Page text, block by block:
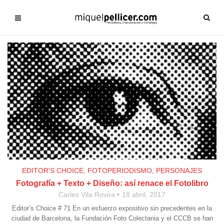
EDITOR'S CHOICE FOTOPERIODISMO PERSONAJES
Fotografía + Texto + Diseño: así renace el Fotolibro
Carles Vila Rovira 18 abril, 2017
Editor’s Choice # 71 En un esfuerzo expositivo sin precedentes en la
ciudad de Barcelona, la Fundación Foto Colectania y el CCCB se han